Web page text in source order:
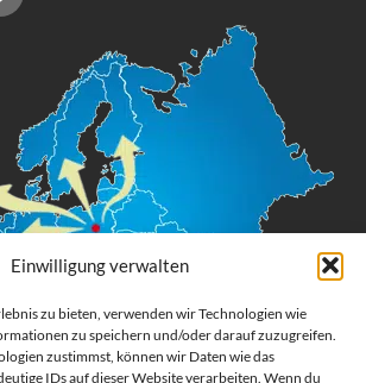
Einwilligung verwalten
zu bieten, verwenden wir Technologien wie
zu speichern und/oder darauf zuzugreifen.
zustimmst, können wir Daten wie das
IDs auf dieser Website verarbeiten. Wenn du